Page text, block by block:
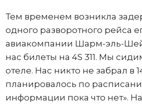
Тем временем возникла
одного разворотного рейса
авиакомпании Шарм-эль-
нас билеты на 4S 311. Мы
отеле. Нас никто не забрал в
планировалось по
информации пока что нет».